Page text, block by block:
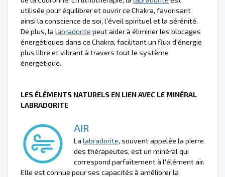
utilisée pour équilibrer et ouvrir ce Chakra, favorisant
ainsi la conscience de soi, l'éveil spirituel et la sérénité.
De plus, la labradorite peut aider à éliminer les blocages
énergétiques dans ce Chakra, facilitant un flux d'énergie
plus libre et vibrant à travers tout le système
énergétique.
LES ÉLÉMENTS NATURELS EN LIEN AVEC LE MINÉRAL
LABRADORITE
AIR
La labradorite, souvent appelée la pierre
des thérapeutes, est un minéral qui
correspond parfaitement à l'élément air.
Elle est connue pour ses capacités à améliorer la